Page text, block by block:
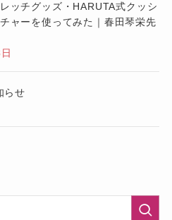
ッチグッズ・HARUTA式クッシ
ャーを使ってみた｜春田琴栄先
らせ